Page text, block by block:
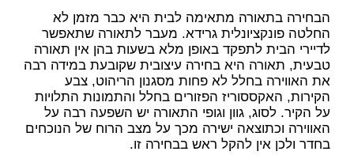
הבחירה בתאורה מתאימה לבית היא כבר מזמן לא
החלטה פונקציונלית גרידא. מעבר לתאורה שתאפשר
לדיירי הבית לתפקד באופן מלא בשעות בהן אין תאורה
טבעית, תאורה היא בחירה עיצובית שקובעת במידה רבה
את האווירה בחלל לא פחות מסגנון הריהוט, צבע
הקירות, האקססוריז הפזורים בחלל והתמונות התלויות
על הקיר. לסוג, גוון וגופי התאורה יש השפעה רבה על
האווירה וכתוצאה ישירה מכך על מצב הרוח של הנוכחים
בחדר ולכן אין להקל ראש בבחירה זו.